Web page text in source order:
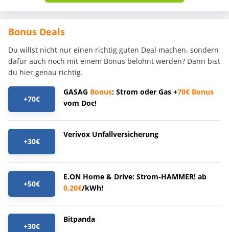
Bonus Deals
Du willst nicht nur einen richtig guten Deal machen, sondern
dafür auch noch mit einem Bonus belohnt werden? Dann bist
du hier genau richtig.
+70€
GASAG Bonus: Strom oder Gas +70€ Bonus
vom Doc!
+30€
Verivox Unfallversicherung
+50€
E.ON Home & Drive: Strom-HAMMER! ab
0,20€/kWh!
+30€
Bitpanda